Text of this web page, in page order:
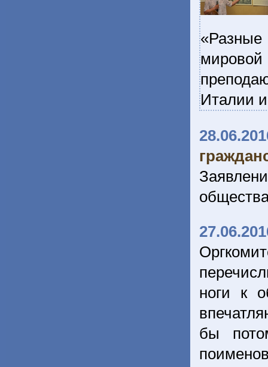
Италии
ноги к
бы